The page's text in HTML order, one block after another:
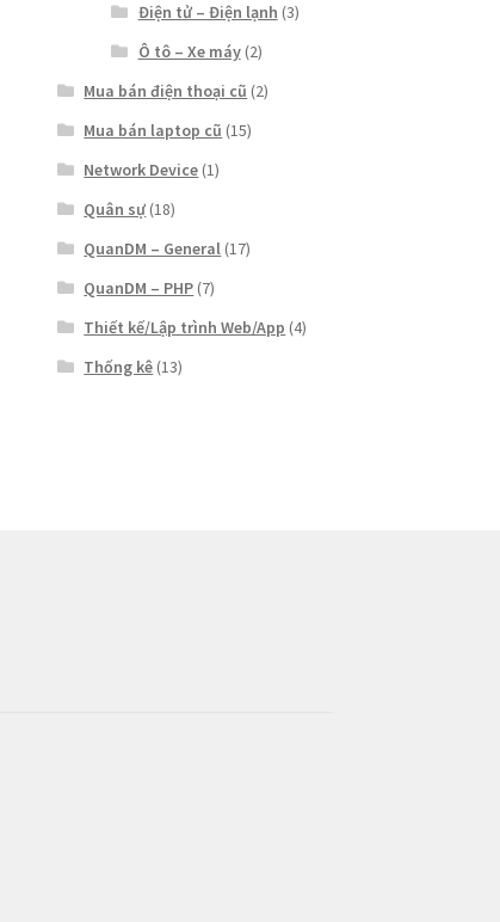
Điện tử – Điện lạnh (3)
Ô tô – Xe máy(2)
Mua bán điện thoại cũ (2)
Mua bán laptop cũ (15)
Network Device (1)
Quân sự (18)
QuanDM – General (17)
QuanDM – PHP (7)
Thiết kế/Lập trình Web/App (4)
Thống kê (13)